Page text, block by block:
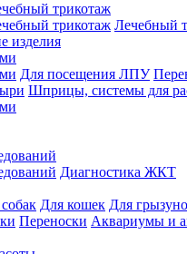
трикотаж
трикотаж Лечебный
изделия
Для посещения ЛПУ
Шприцы, системы для
Диагностика ЖКТ
Для кошек Для
Переноски Аквариумы и